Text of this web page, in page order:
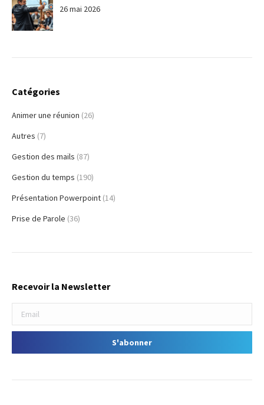
26 mai 2026
Catégories
Animer une réunion (26)
Autres (7)
Gestion des mails (87)
Gestion du temps (190)
Présentation Powerpoint (14)
Prise de Parole (36)
Recevoir la Newsletter